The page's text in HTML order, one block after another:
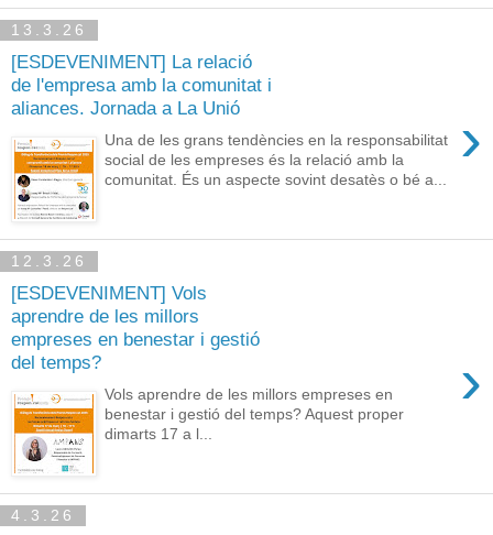
13.3.26
[ESDEVENIMENT] La relació
de l'empresa amb la comunitat i
aliances. Jornada a La Unió
›
Una de les grans tendències en la responsabilitat
social de les empreses és la relació amb la
comunitat. És un aspecte sovint desatès o bé a...
12.3.26
[ESDEVENIMENT] Vols
aprendre de les millors
empreses en benestar i gestió
del temps?
›
Vols aprendre de les millors empreses en
benestar i gestió del temps? Aquest proper
dimarts 17 a l...
4.3.26